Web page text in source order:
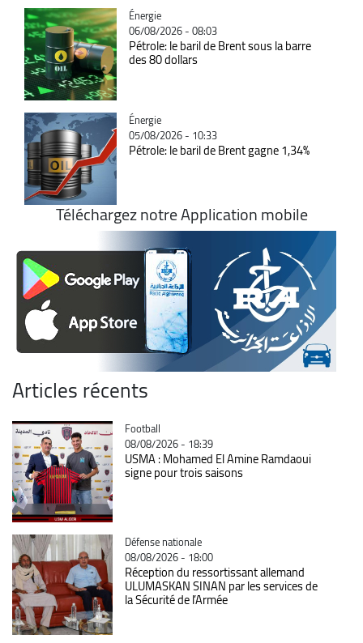
Catégorie
Énergie
06/08/2026 - 08:03
Pétrole: le baril de Brent sous la barre
des 80 dollars
Catégorie
Énergie
05/08/2026 - 10:33
Pétrole: le baril de Brent gagne 1,34%
Téléchargez notre Application mobile
Articles récents
Catégorie
Football
08/08/2026 - 18:39
USMA : Mohamed El Amine Ramdaoui
signe pour trois saisons
Catégorie
Défense nationale
08/08/2026 - 18:00
Réception du ressortissant allemand
ULUMASKAN SINAN par les services de
la Sécurité de l’Armée